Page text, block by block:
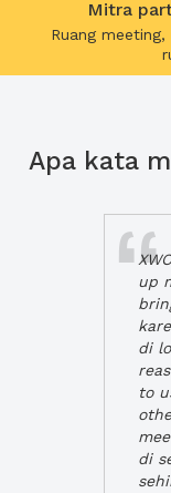
Mitra
Ruang
Apa kata
up
di
to
di